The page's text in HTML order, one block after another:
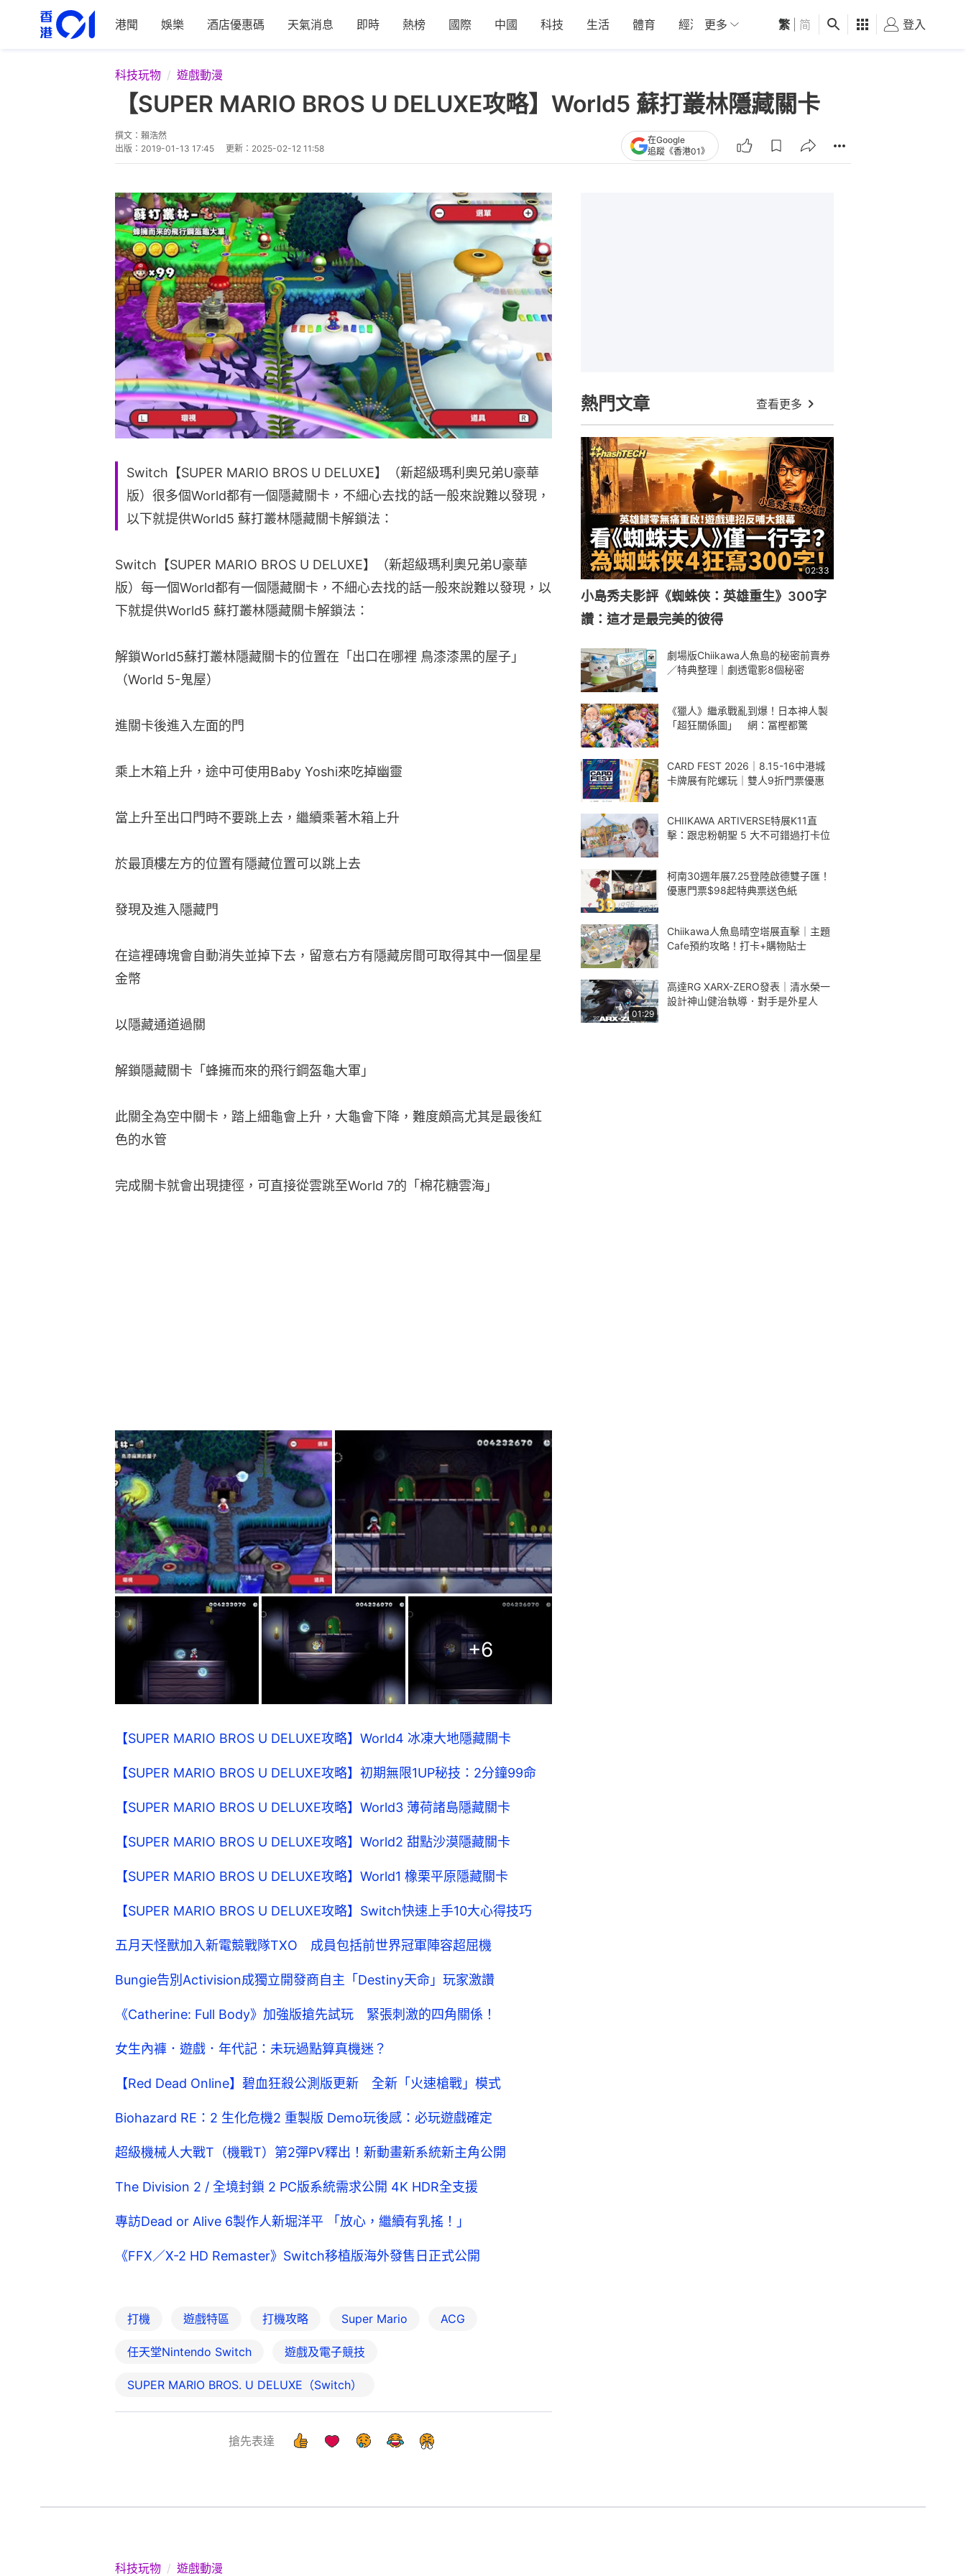
港聞 娛樂 酒店優惠碼 天氣消息 即時 熱榜 國際 中國 科技 生活 體育 經濟 01深圳 觀點 健康 好食玩飛
更多 繁 简 登入
科技玩物 遊戲動漫
【SUPER MARIO BROS U DELUXE攻略】World5 蘇打叢林隱藏關卡
撰文： 賴浩然
出版： 2019-01-13 17:45 更新： 2025-02-12 11:58
在Google
追蹤《香港01》
Switch【SUPER MARIO BROS U DELUXE】（新超級瑪利奧兄弟U豪華
版）很多個World都有一個隱藏關卡，不細心去找的話一般來說難以發現，
以下就提供World5 蘇打叢林隱藏關卡解鎖法：
Switch【SUPER MARIO BROS U DELUXE】（新超級瑪利奧兄弟U豪華
版）每一個World都有一個隱藏關卡，不細心去找的話一般來說難以發現，以
下就提供World5 蘇打叢林隱藏關卡解鎖法：
解鎖World5蘇打叢林隱藏關卡的位置在「出口在哪裡 鳥漆漆黑的屋子」
（World 5-鬼屋）
進關卡後進入左面的門
乘上木箱上升，途中可使用Baby Yoshi來吃掉幽靈
當上升至出口門時不要跳上去，繼續乘著木箱上升
於最頂樓左方的位置有隱藏位置可以跳上去
發現及進入隱藏門
在這裡磚塊會自動消失並掉下去，留意右方有隱藏房間可取得其中一個星星
金幣
以隱藏通道過關
解鎖隱藏關卡「蜂擁而來的飛行鋼盔龜大軍」
此關全為空中關卡，踏上細龜會上升，大龜會下降，難度頗高尤其是最後紅
色的水管
完成關卡就會出現捷徑，可直接從雲跳至World 7的「棉花糖雲海」
+6
【SUPER MARIO BROS U DELUXE攻略】World4 冰凍大地隱藏關卡
【SUPER MARIO BROS U DELUXE攻略】初期無限1UP秘技：2分鐘99命
【SUPER MARIO BROS U DELUXE攻略】World3 薄荷諸島隱藏關卡
【SUPER MARIO BROS U DELUXE攻略】World2 甜點沙漠隱藏關卡
【SUPER MARIO BROS U DELUXE攻略】World1 橡栗平原隱藏關卡
【SUPER MARIO BROS U DELUXE攻略】Switch快速上手10大心得技巧
五月天怪獸加入新電競戰隊TXO 成員包括前世界冠軍陣容超屈機
Bungie告別Activision成獨立開發商自主「Destiny天命」玩家激讚
《Catherine: Full Body》加強版搶先試玩 緊張刺激的四角關係！
女生內褲．遊戲．年代記：未玩過點算真機迷？
【Red Dead Online】碧血狂殺公測版更新 全新「火速槍戰」模式
Biohazard RE：2 生化危機2 重製版 Demo玩後感：必玩遊戲確定
超級機械人大戰T（機戰T）第2彈PV釋出！新動畫新系統新主角公開
The Division 2 / 全境封鎖 2 PC版系統需求公開 4K HDR全支援
專訪Dead or Alive 6製作人新堀洋平 「放心，繼續有乳搖！」
《FFX／X-2 HD Remaster》Switch移植版海外發售日正式公開
打機 遊戲特區 打機攻略 Super Mario ACG
任天堂Nintendo Switch 遊戲及電子競技
SUPER MARIO BROS. U DELUXE（Switch）
搶先表達
熱門文章 查看更多
02:33
小島秀夫影評《蜘蛛俠：英雄重生》300字
讚：這才是最完美的彼得
劇場版Chiikawa人魚島的秘密前賣券
／特典整理｜劇透電影8個秘密
《獵人》繼承戰亂到爆！日本神人製
「超狂關係圖」 網：冨樫都驚
CARD FEST 2026｜8.15-16中港城
卡牌展有陀螺玩｜雙人9折門票優惠
CHIIKAWA ARTIVERSE特展K11直
擊：跟忠粉朝聖 5 大不可錯過打卡位
柯南30週年展7.25登陸啟德雙子匯！
優惠門票$98起特典票送色紙
Chiikawa人魚島晴空塔展直擊｜主題
Cafe預約攻略！打卡+購物貼士
01:29
高達RG XARX-ZERO發表｜清水榮一
設計神山健治執導．對手是外星人
科技玩物 遊戲動漫